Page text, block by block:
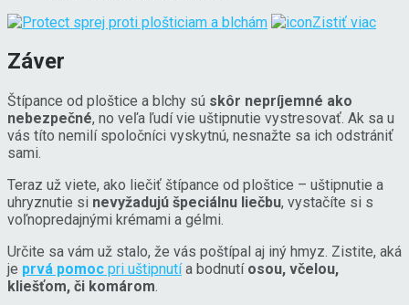
Zistiť viac
Záver
Štípance od ploštice a blchy sú skôr nepríjemné ako
nebezpečné, no veľa ľudí vie uštipnutie vystresovať. Ak sa u
vás títo nemilí spoločníci vyskytnú, nesnažte sa ich odstrániť
sami.
Teraz už viete, ako liečiť štípance od ploštice – uštipnutie a
uhryznutie si nevyžadujú špeciálnu liečbu, vystačíte si s
voľnopredajnými krémami a gélmi.
Určite sa vám už stalo, že vás poštípal aj iný hmyz. Zistite, aká
je prvá pomoc pri uštipnutía bodnutí osou, včelou,
kliešťom, či komárom.